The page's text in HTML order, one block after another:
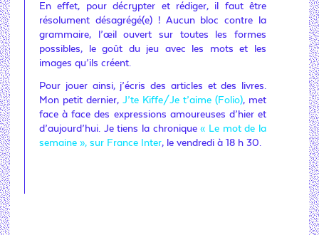
En effet, pour décrypter et rédiger, il faut être
résolument désagrégé(e) ! Aucun bloc contre la
grammaire, l’œil ouvert sur toutes les formes
possibles, le goût du jeu avec les mots et les
images qu’ils créent.
Pour jouer ainsi, j’écris des articles et des livres.
Mon petit dernier, J’te Kiffe/Je t’aime (Folio), met
face à face des expressions amoureuses d’hier et
d’aujourd’hui. Je tiens la chronique« Le mot de la
semaine », sur France Inter, le vendredi à 18 h 30.